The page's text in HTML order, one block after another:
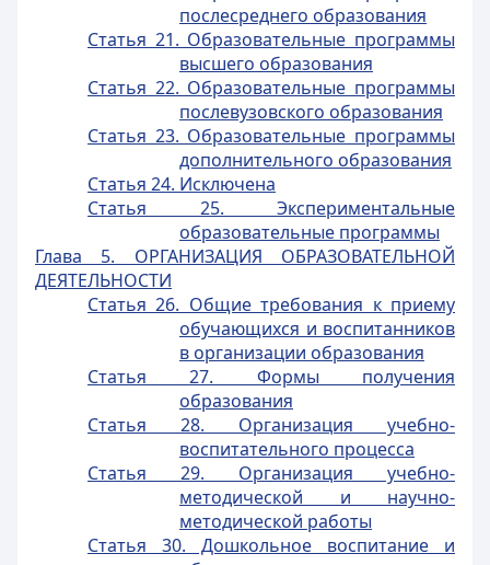
послесреднего образования
Статья 21. Образовательные программы
высшего образования
Статья 22. Образовательные программы
послевузовского образования
Статья 23. Образовательные программы
дополнительного образования
Статья 24. Исключена
Статья 25. Экспериментальные
образовательные программы
Глава 5. ОРГАНИЗАЦИЯ ОБРАЗОВАТЕЛЬНОЙ
ДЕЯТЕЛЬНОСТИ
Статья 26. Общие требования к приему
обучающихся и воспитанников
в организации образования
Статья 27. Формы получения
образования
Статья 28. Организация учебно-
воспитательного процесса
Статья 29. Организация учебно-
методической и научно-
методической работы
Статья 30. Дошкольное воспитание и